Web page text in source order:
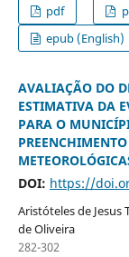
pdf
epub (English)
AVALIAÇÃO DO
ESTIMATIVA DA
PARA O
DOI: https://
Aristóteles de Jesus
de Oliveira
282-302